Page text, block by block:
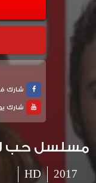
شارك
شارك
مسلسل حب للايجار 2
2017
HD